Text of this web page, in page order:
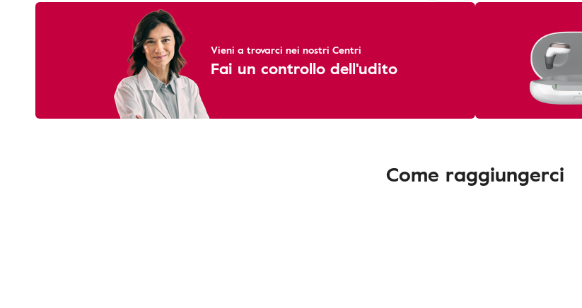
Vieni a trovarci nei nostri Centri
Fai un controllo dell'udito
Come raggiungerci